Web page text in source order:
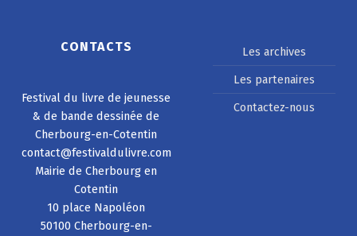
CONTACTS
Festival du livre de jeunesse
& de bande dessinée de
Cherbourg-en-Cotentin
contact@festivaldulivre.com
Mairie de Cherbourg en
Cotentin
10 place Napoléon
50100 Cherbourg-en-
Les archives
Les partenaires
Contactez-nous